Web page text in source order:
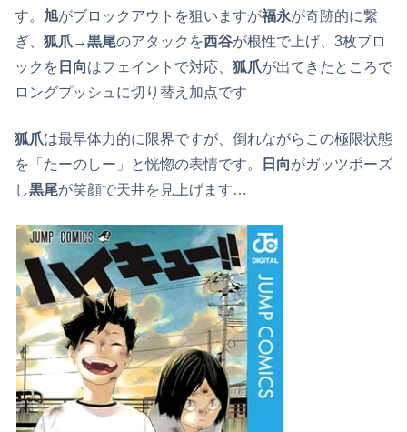
す。 旭がブロックアウトを狙いますが福永が奇跡的に繋
ぎ、 狐爪→黒尾のアタックを西谷が根性で上げ、3枚ブロ
ックを 日向はフェイントで対応、 狐爪が出てきたところで
ロングプッシュに切り替え加点です
狐爪は最早体力的に限界ですが、倒れながらこの極限状態
を「たーのしー」と恍惚の表情です。
日向がガッツポーズ
し黒尾が笑顔で天井を見上げます…